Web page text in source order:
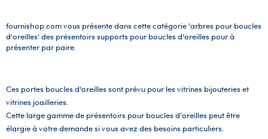
fournishop.com vous présente dans cette catégorie 'arbres pour boucles
d'oreilles' des présentoirs supports pour boucles d'oreilles pour à
présenter par paire.
Ces portes boucles d'oreilles sont prévu pour les vitrines bijouteries et
vitrines joailleries.
Cette large gamme de présentoirs pour boucles d'oreilles peut être
élargie à votre demande si vous avez des besoins particuliers.